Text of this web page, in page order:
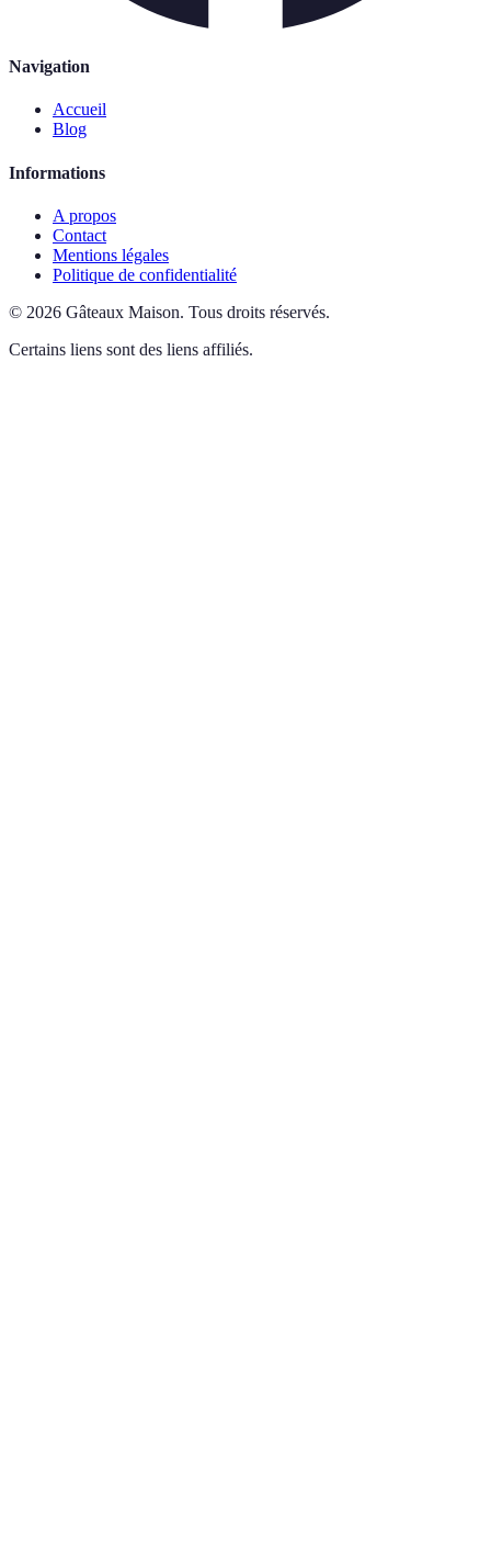
Navigation
Accueil
Blog
Informations
A propos
Contact
Mentions légales
Politique de confidentialité
© 2026 Gâteaux Maison. Tous droits réservés.
Certains liens sont des liens affiliés.